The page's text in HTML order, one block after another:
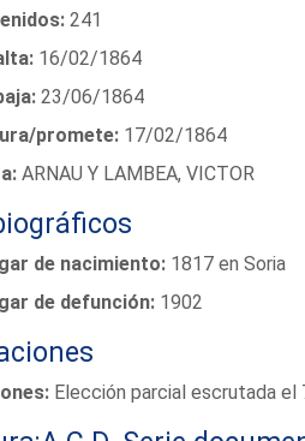
241
16/02/1864
23/06/1864
promete:17/02/1864
ARNAU Y LAMBEA, VICTOR
de nacimiento:1817 en Soria
de defunción:1902
Elección parcial escrutada el